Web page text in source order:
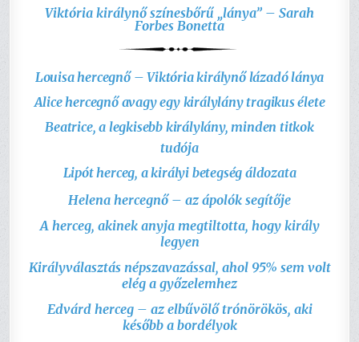
Viktória királynő színesbőrű „lánya” – Sarah
Forbes Bonetta
Louisa hercegnő – Viktória királynő lázadó lánya
Alice hercegnő avagy egy királylány tragikus élete
Beatrice, a legkisebb királylány, minden titkok
tudója
Lipót herceg, a királyi betegség áldozata
Helena hercegnő – az ápolók segítője
A herceg, akinek anyja megtiltotta, hogy király
legyen
Királyválasztás népszavazással, ahol 95% sem volt
elég a győzelemhez
Edvárd herceg – az elbűvölő trónörökös, aki
később a bordélyok